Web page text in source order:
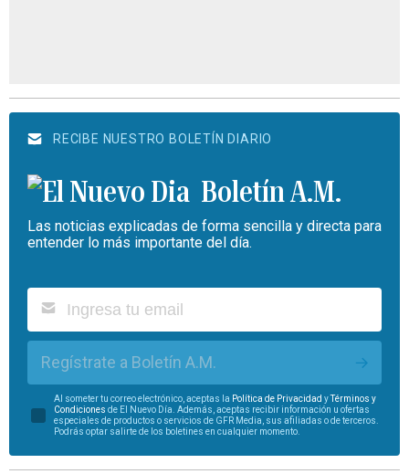
RECIBE NUESTRO BOLETÍN DIARIO
Boletín A.M.
Las noticias explicadas de forma sencilla y directa para
entender lo más importante del día.
Regístrate a Boletín A.M.
Al someter tu correo electrónico, aceptas la Política de Privacidad yTérminos y
Condiciones de El Nuevo Día. Además, aceptas recibir información u ofertas
especiales de productos o servicios de GFR Media, sus afiliadas o de terceros.
Podrás optar salirte de los boletines en cualquier momento.